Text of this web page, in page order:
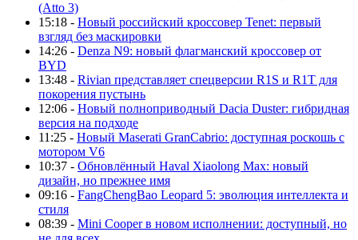
(Atto 3)
15:18 - Новый российский кроссовер Tenet: первый
взгляд без маскировки
14:26 - Denza N9: новый флагманский кроссовер от
BYD
13:48 - Rivian представляет спецверсии R1S и R1T для
покорения пустынь
12:06 - Новый полноприводный Dacia Duster: гибридная
версия на подходе
11:25 - Новый Maserati GranCabrio: доступная роскошь с
мотором V6
10:37 - Обновлённый Haval Xiaolong Max: новый
дизайн, но прежнее имя
09:16 - FangChengBao Leopard 5: эволюция интеллекта и
стиля
08:39 - Mini Cooper в новом исполнении: доступный, но